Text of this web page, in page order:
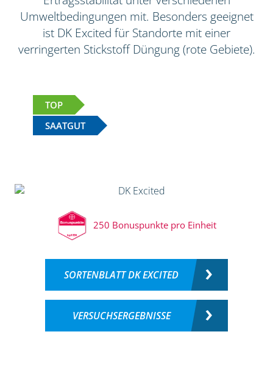
Umweltbedingungen mit. Besonders geeignet
ist DK Excited für Standorte mit einer
verringerten Stickstoff Düngung (rote Gebiete).
TOP
SAATGUT
250 Bonuspunkte pro Einheit
SORTENBLATT DK EXCITED
VERSUCHSERGEBNISSE